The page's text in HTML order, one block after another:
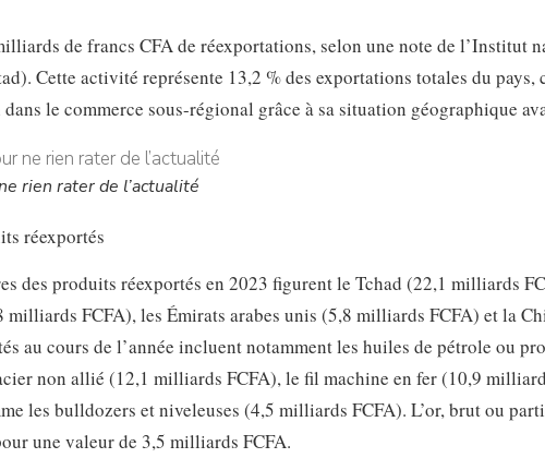
de francs CFA de réexportations, selon une note de l’Institut
Cette activité représente 13,2 % des exportations totales du pays,
le commerce sous-régional grâce à sa situation géographique
rien rater de l’actualité
réexportés
des produits réexportés en 2023 figurent le Tchad (22,1 milliards
FCFA), les Émirats arabes unis (5,8 milliards FCFA) et la
au cours de l’année incluent notamment les huiles de pétrole ou
non allié (12,1 milliards FCFA), le fil machine en fer (10,9
les bulldozers et niveleuses (4,5 milliards FCFA). L’or, brut ou
une valeur de 3,5 milliards FCFA.